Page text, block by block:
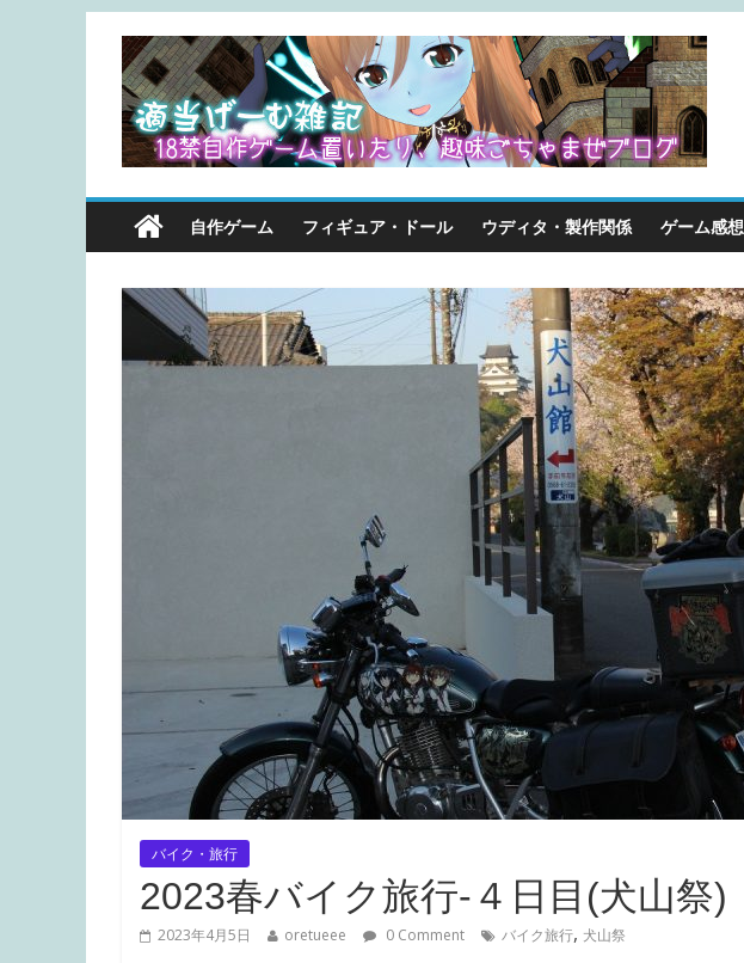
自作ゲーム フィギュア・ドール ウディタ・製作関係 ゲーム感想
バイク・旅行
2023春バイク旅行-４日目(犬山祭)
2023年4月5日 oretueee 0 Comment バイク旅行, 犬山祭